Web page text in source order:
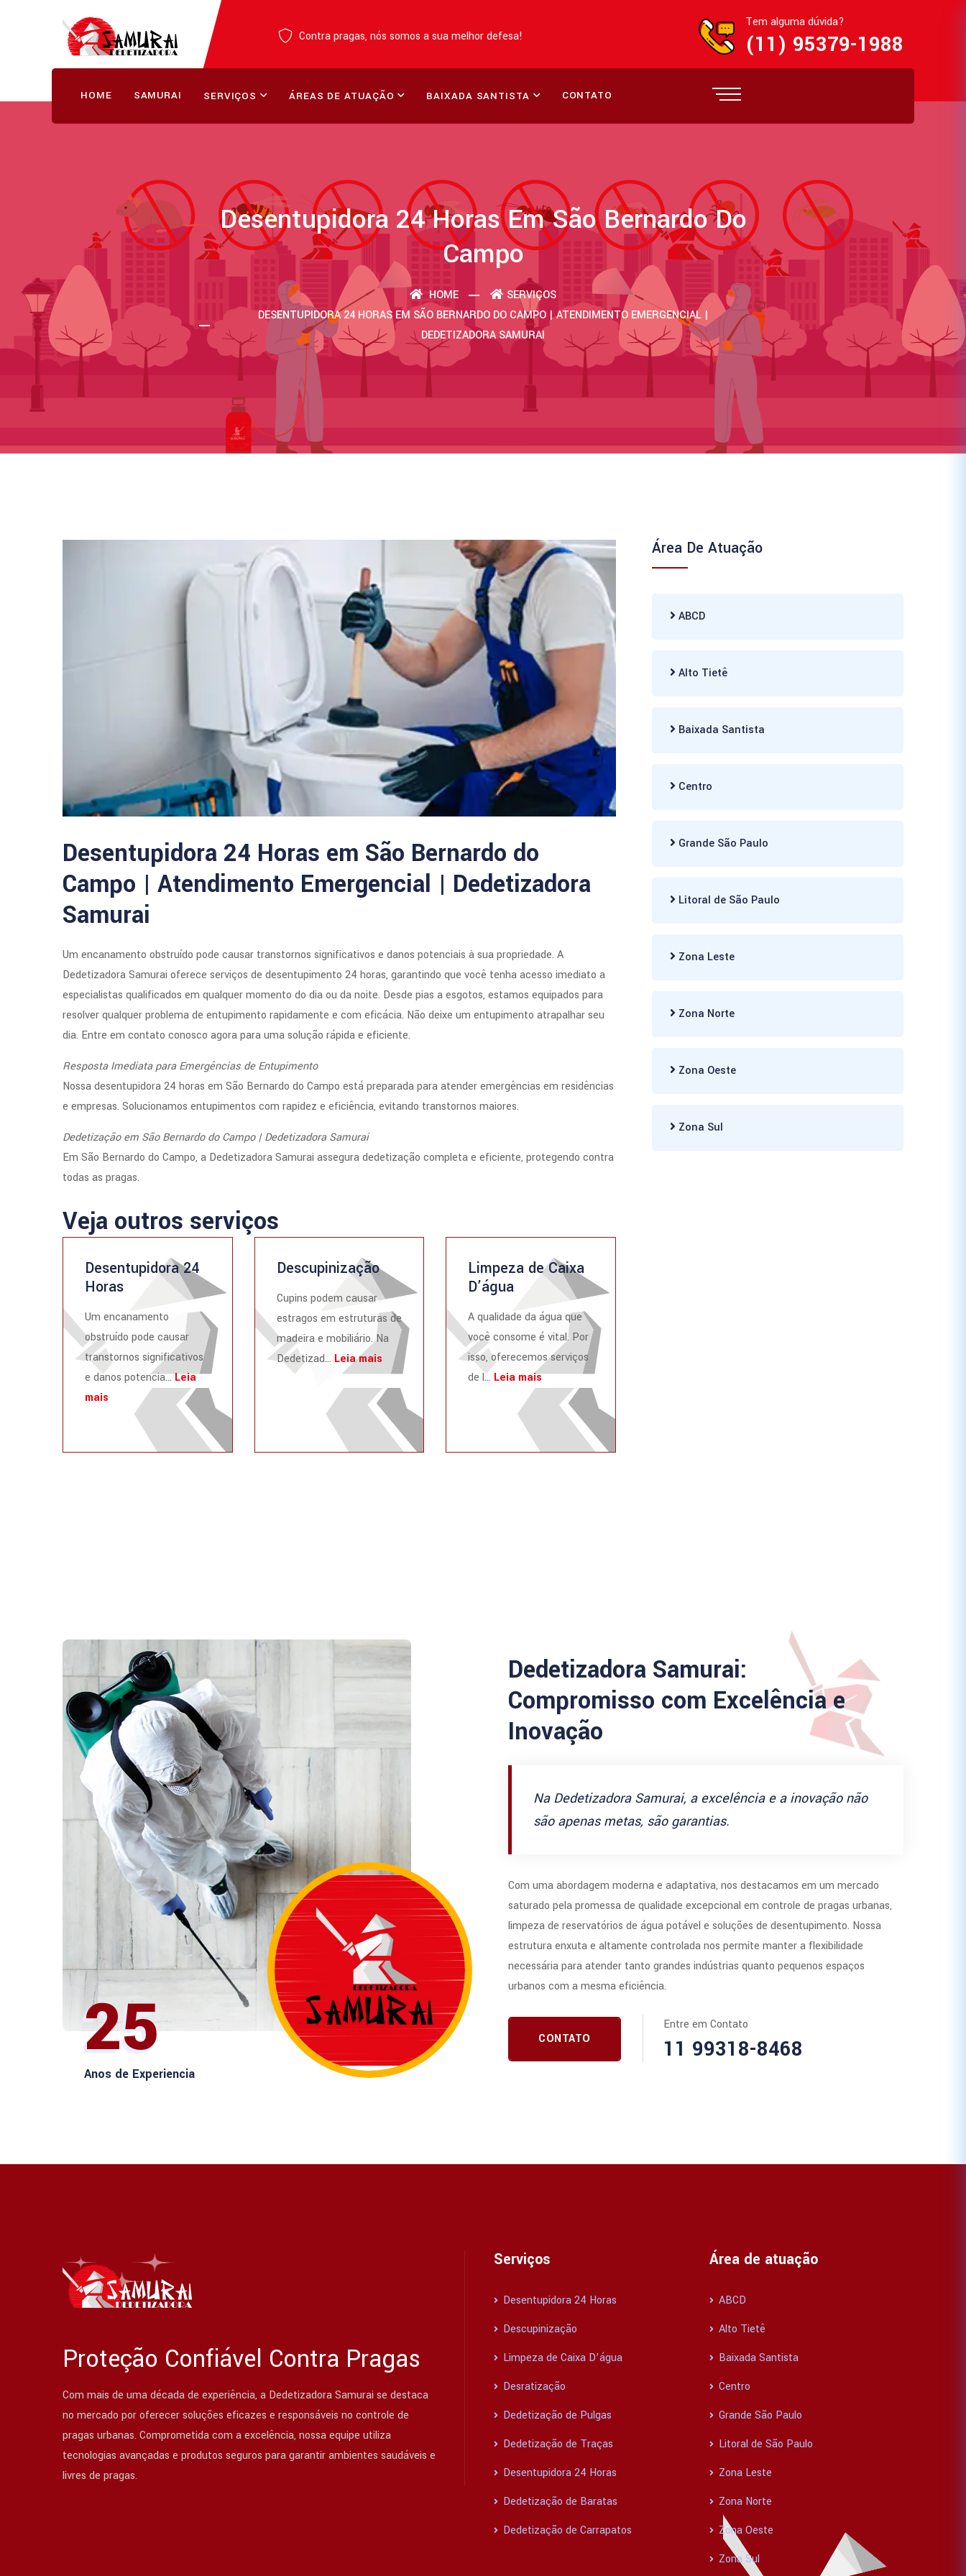
Contra pragas, nós somos a sua melhor defesa!
Tem alguma dúvida?
(11) 95379-1988
HOME SAMURAI SERVIÇOS ÁREAS DE ATUAÇÃO BAIXADA SANTISTA CONTATO
Desentupidora 24 Horas Em São Bernardo Do
Campo
HOME
SERVIÇOS
DESENTUPIDORA 24 HORAS EM SÃO BERNARDO DO CAMPO | ATENDIMENTO EMERGENCIAL |
DEDETIZADORA SAMURAI
Desentupidora 24 Horas em São Bernardo do
Campo | Atendimento Emergencial | Dedetizadora
Samurai
Um encanamento obstruído pode causar transtornos significativos e danos potenciais à sua propriedade. A
Dedetizadora Samurai oferece serviços de desentupimento 24 horas, garantindo que você tenha acesso imediato a
especialistas qualificados em qualquer momento do dia ou da noite. Desde pias a esgotos, estamos equipados para
resolver qualquer problema de entupimento rapidamente e com eficácia. Não deixe um entupimento atrapalhar seu
dia. Entre em contato conosco agora para uma solução rápida e eficiente.
Resposta Imediata para Emergências de Entupimento
Nossa desentupidora 24 horas em São Bernardo do Campo está preparada para atender emergências em residências
e empresas. Solucionamos entupimentos com rapidez e eficiência, evitando transtornos maiores.
Dedetização em São Bernardo do Campo | Dedetizadora Samurai
Em São Bernardo do Campo, a Dedetizadora Samurai assegura dedetização completa e eficiente, protegendo contra
todas as pragas.
Veja outros serviços
Desentupidora 24
Horas
Um encanamento
obstruído pode causar
transtornos significativos
e danos potencia...Leia
mais
Descupinização
Cupins podem causar
estragos em estruturas de
madeira e mobiliário. Na
Dedetizad... Leia mais
Limpeza de Caixa
D’água
A qualidade da água que
você consome é vital. Por
isso, oferecemos serviços
de l... Leia mais
Área De Atuação
ABCD
Alto Tietê
Baixada Santista
Centro
Grande São Paulo
Litoral de São Paulo
Zona Leste
Zona Norte
Zona Oeste
Zona Sul
25
Anos de Experiencia
Dedetizadora Samurai:
Compromisso com Excelência e
Inovação
Na Dedetizadora Samurai, a excelência e a inovação não
são apenas metas, são garantias.
Com uma abordagem moderna e adaptativa, nos destacamos em um mercado
saturado pela promessa de qualidade excepcional em controle de pragas urbanas,
limpeza de reservatórios de água potável e soluções de desentupimento. Nossa
estrutura enxuta e altamente controlada nos permite manter a flexibilidade
necessária para atender tanto grandes indústrias quanto pequenos espaços
urbanos com a mesma eficiência.
CONTATO
Entre em Contato
11 99318-8468
Proteção Confiável Contra Pragas
Com mais de uma década de experiência, a Dedetizadora Samurai se destaca
no mercado por oferecer soluções eficazes e responsáveis no controle de
pragas urbanas. Comprometida com a excelência, nossa equipe utiliza
tecnologias avançadas e produtos seguros para garantir ambientes saudáveis e
livres de pragas.
Serviços
Desentupidora 24 Horas
Descupinização
Limpeza de Caixa D’água
Desratização
Dedetização de Pulgas
Dedetização de Traças
Desentupidora 24 Horas
Dedetização de Baratas
Dedetização de Carrapatos
Área de atuação
ABCD
Alto Tietê
Baixada Santista
Centro
Grande São Paulo
Litoral de São Paulo
Zona Leste
Zona Norte
Zona Oeste
Zona Sul